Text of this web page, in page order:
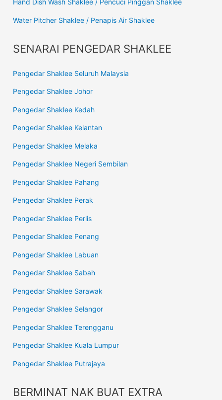
Hand Dish Wash Shaklee / Pencuci Pinggan Shaklee
Water Pitcher Shaklee / Penapis Air Shaklee
SENARAI PENGEDAR SHAKLEE
Pengedar Shaklee Seluruh Malaysia
Pengedar Shaklee Johor
Pengedar Shaklee Kedah
Pengedar Shaklee Kelantan
Pengedar Shaklee Melaka
Pengedar Shaklee Negeri Sembilan
Pengedar Shaklee Pahang
Pengedar Shaklee Perak
Pengedar Shaklee Perlis
Pengedar Shaklee Penang
Pengedar Shaklee Labuan
Pengedar Shaklee Sabah
Pengedar Shaklee Sarawak
Pengedar Shaklee Selangor
Pengedar Shaklee Terengganu
Pengedar Shaklee Kuala Lumpur
Pengedar Shaklee Putrajaya
BERMINAT NAK BUAT EXTRA